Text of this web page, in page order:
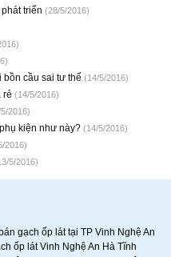
triển (28/5/2016)
cầu sai tư thế (14/5/2016)
rẻ (14/5/2016)
2016)
kiện như này? (14/5/2016)
2016)
5/2016)
gạch ốp lát tại TP Vinh Nghệ An
ốp lát Vinh Nghệ An Hà Tĩnh